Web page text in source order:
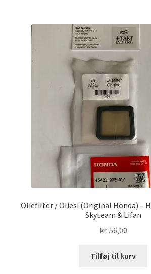
Oliefilter / Oliesi (Original Honda) –
Skyteam & Lifan
kr. 56,00
Tilføj til kurv